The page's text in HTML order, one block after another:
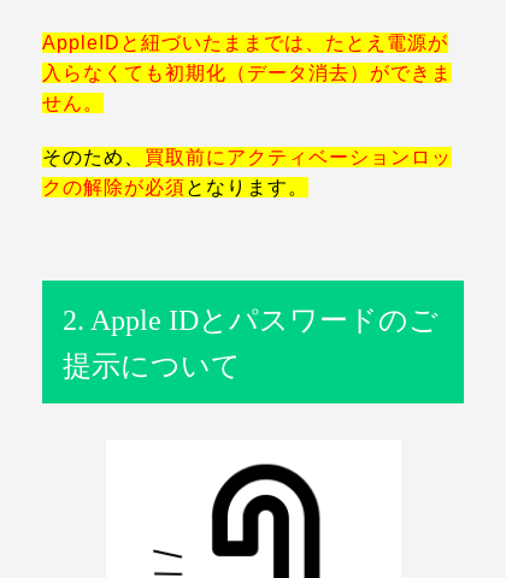
AppleIDと紐づいたままでは、たとえ電源が
入らなくても初期化（データ消去）ができま
せん。
そのため、 買取前にアクティベーションロッ
クの解除が必須となります。
2. Apple IDとパスワードのご
提示について